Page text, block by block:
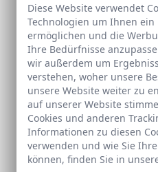
Neu
Doccia Shelf
Diese Website verwendet
Technologien um Ihnen
ermöglichen und die
Ihre Bedürfnisse
wir außerdem um
verstehen, woher unsere
unsere Website weiter zu
auf unserer Website
Cookies und anderen
Informationen zu diesen
verwenden und wie Sie
können, finden Sie in